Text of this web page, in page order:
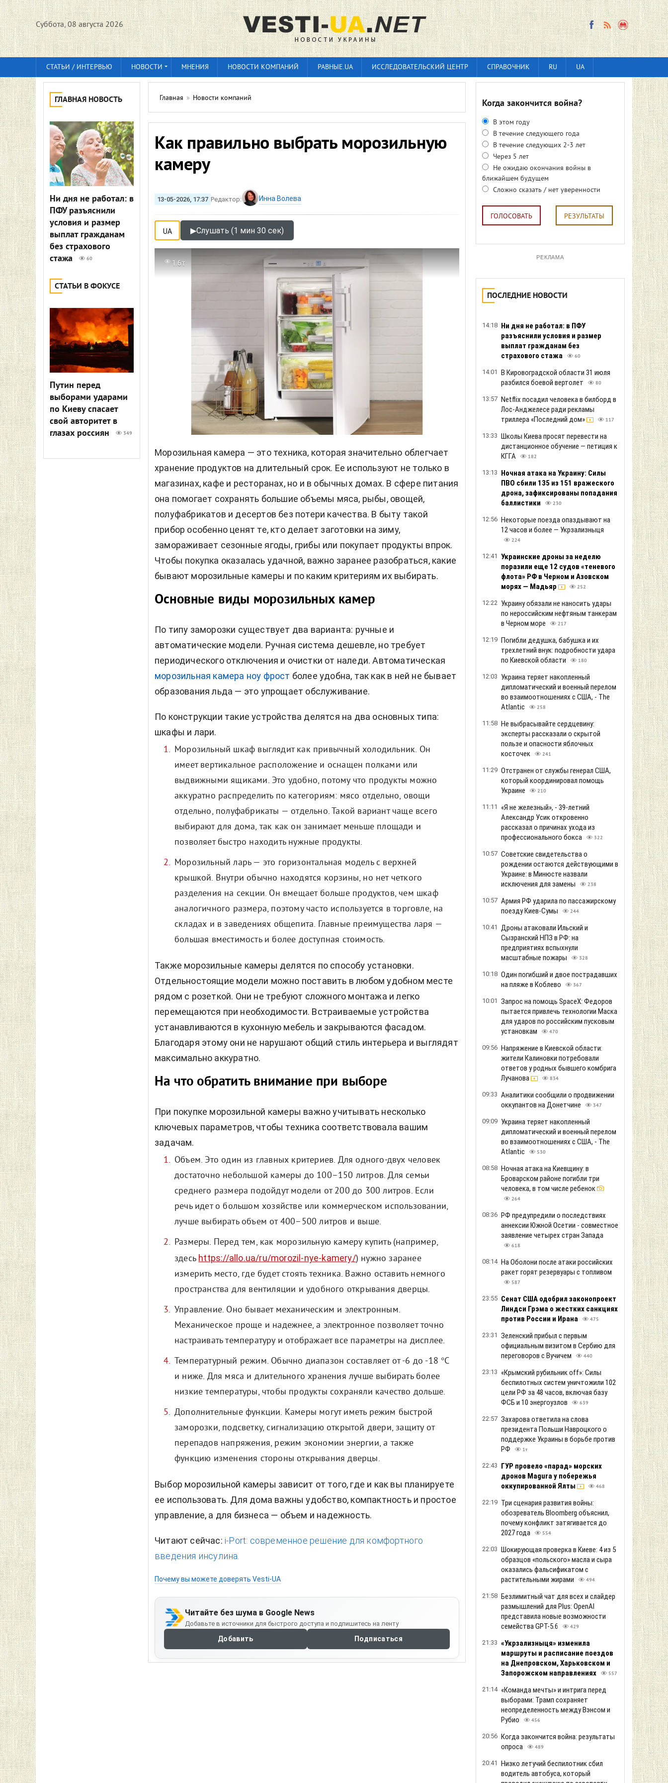
Суббота, 08 августа 2026
СТАТЬИ / ИНТЕРВЬЮ НОВОСТИ МНЕНИЯ НОВОСТИ КОМПАНИЙ РАВНЫЕ.UA ИССЛЕДОВАТЕЛЬСКИЙ ЦЕНТР СПРАВОЧНИК RU UA
ГЛАВНАЯ НОВОСТЬ
Ни дня не работал: в
ПФУ разъяснили
условия и размер
выплат гражданам
без страхового
стажа
60
СТАТЬИ В ФОКУСЕ
Путин перед
выборами ударами
по Киеву спасает
свой авторитет в
глазах россиян
349
Главная » Новости компаний
Как правильно выбрать морозильную
камеру
13-05-2026, 17:37 Редактор: Инна Волева
UA ▶Слушать (1 мин 30 сек)
1.6т
Морозильная камера — это техника, которая значительно облегчает
хранение продуктов на длительный срок. Ее используют не только в
магазинах, кафе и ресторанах, но и в обычных домах. В сфере питания
она помогает сохранять большие объемы мяса, рыбы, овощей,
полуфабрикатов и десертов без потери качества. В быту такой
прибор особенно ценят те, кто делает заготовки на зиму,
замораживает сезонные ягоды, грибы или покупает продукты впрок.
Чтобы покупка оказалась удачной, важно заранее разобраться, какие
бывают морозильные камеры и по каким критериям их выбирать.
Основные виды морозильных камер
По типу заморозки существует два варианта: ручные и
автоматические модели. Ручная система дешевле, но требует
периодического отключения и очистки от наледи. Автоматическая
морозильная камера ноу фрост более удобна, так как в ней не бывает
образования льда — это упрощает обслуживание.
По конструкции такие устройства делятся на два основных типа:
шкафы и лари.
Морозильный шкаф выглядит как привычный холодильник. Он
имеет вертикальное расположение и оснащен полками или
выдвижными ящиками. Это удобно, потому что продукты можно
аккуратно распределить по категориям: мясо отдельно, овощи
отдельно, полуфабрикаты — отдельно. Такой вариант чаще всего
выбирают для дома, так как он занимает меньше площади и
позволяет быстро находить нужные продукты.
Морозильный ларь — это горизонтальная модель с верхней
крышкой. Внутри обычно находятся корзины, но нет четкого
разделения на секции. Он вмещает больше продуктов, чем шкаф
аналогичного размера, поэтому часто используется в торговле, на
складах и в заведениях общепита. Главные преимущества ларя —
большая вместимость и более доступная стоимость.
Также морозильные камеры делятся по способу установки.
Отдельностоящие модели можно поставить в любом удобном месте
рядом с розеткой. Они не требуют сложного монтажа и легко
перемещаются при необходимости. Встраиваемые устройства
устанавливаются в кухонную мебель и закрываются фасадом.
Благодаря этому они не нарушают общий стиль интерьера и выглядят
максимально аккуратно.
На что обратить внимание при выборе
При покупке морозильной камеры важно учитывать несколько
ключевых параметров, чтобы техника соответствовала вашим
задачам.
Объем. Это один из главных критериев. Для одного-двух человек
достаточно небольшой камеры до 100–150 литров. Для семьи
среднего размера подойдут модели от 200 до 300 литров. Если
речь идет о большом хозяйстве или коммерческом использовании,
лучше выбирать объем от 400–500 литров и выше.
Размеры. Перед тем, как морозильную камеру купить (например,
здесьhttps://allo.ua/ru/morozil-nye-kamery/) нужно заранее
измерить место, где будет стоять техника. Важно оставить немного
пространства для вентиляции и удобного открывания дверцы.
Управление. Оно бывает механическим и электронным.
Механическое проще и надежнее, а электронное позволяет точно
настраивать температуру и отображает все параметры на дисплее.
Температурный режим. Обычно диапазон составляет от -6 до -18 °C
и ниже. Для мяса и длительного хранения лучше выбирать более
низкие температуры, чтобы продукты сохраняли качество дольше.
Дополнительные функции. Камеры могут иметь режим быстрой
заморозки, подсветку, сигнализацию открытой двери, защиту от
перепадов напряжения, режим экономии энергии, а также
функцию изменения стороны открывания дверцы.
Выбор морозильной камеры зависит от того, где и как вы планируете
ее использовать. Для дома важны удобство, компактность и простое
управление, а для бизнеса — объем и надежность.
Читают сейчас: i-Port: современное решение для комфортного
введения инсулина.
Почему вы можете доверять Vesti-UA
Читайте без шума в Google News
Добавьте в источники для быстрого доступа и подпишитесь на ленту
Добавить Подписаться
Когда закончится война?
В этом году
В течение следующего года
В течение следующих 2-3 лет
Через 5 лет
Не ожидаю окончания войны в
ближайшем будущем
Сложно сказать / нет уверенности
ГОЛОСОВАТЬ РЕЗУЛЬТАТЫ
РЕКЛАМА
ПОСЛЕДНИЕ НОВОСТИ
14:18 Ни дня не работал: в ПФУ
разъяснили условия и размер
выплат гражданам без
страхового стажа
60
14:01 В Кировоградской области 31 июля
разбился боевой вертолет
80
13:57 Netflix посадил человека в билборд в
Лос-Анджелесе ради рекламы
триллера «Последний дом»
117
13:33 Школы Киева просят перевести на
дистанционное обучение — петиция к
КГГА
182
13:13 Ночная атака на Украину: Силы
ПВО сбили 135 из 151 вражеского
дрона, зафиксированы попадания
баллистики
230
12:56 Некоторые поезда опаздывают на
12 часов и более — Укрзализныця
224
12:41 Украинские дроны за неделю
поразили еще 12 судов «теневого
флота» РФ в Черном и Азовском
морях — Мадьяр
252
12:22 Украину обязали не наносить удары
по нероссийским нефтяным танкерам
в Черном море
217
12:19 Погибли дедушка, бабушка и их
трехлетний внук: подробности удара
по Киевской области
180
12:03 Украина теряет накопленный
дипломатический и военный перелом
во взаимоотношениях с США, - The
Atlantic
258
11:58 Не выбрасывайте сердцевину:
эксперты рассказали о скрытой
пользе и опасности яблочных
косточек
241
11:29 Отстранен от службы генерал США,
который координировал помощь
Украине
210
11:11
«Я не железный», - 39-летний
Александр Усик откровенно
рассказал о причинах ухода из
профессионального бокса
322
10:57 Советские свидетельства о
рождении остаются действующими в
Украине: в Минюсте назвали
исключения для замены
238
10:57 Армия РФ ударила по пассажирскому
поезду Киев-Сумы
244
10:41 Дроны атаковали Ильский и
Сызранский НПЗ в РФ: на
предприятиях вспыхнули
масштабные пожары
328
10:18 Один погибший и двое пострадавших
на пляже в Коблево
367
10:01 Запрос на помощь SpaceX: Федоров
пытается привлечь технологии Маска
для ударов по российским пусковым
установкам
470
09:56 Напряжение в Киевской области:
жители Калиновки потребовали
ответов у родных бывшего комбрига
Лучанова
834
09:33 Аналитики сообщили о продвижении
оккупантов на Донетчине
347
09:09 Украина теряет накопленный
дипломатический и военный перелом
во взаимоотношениях с США, - The
Atlantic
530
08:58 Ночная атака на Киевщину: в
Броварском районе погибли три
человека, в том числе ребенок
264
08:36 РФ предупредили о последствиях
аннексии Южной Осетии - совместное
заявление четырех стран Запада
618
08:14 На Оболони после атаки российских
ракет горят резервуары с топливом
587
23:55 Сенат США одобрил законопроект
Линдси Грэма о жестких санкциях
против России и Ирана
475
23:31 Зеленский прибыл с первым
официальным визитом в Сербию для
переговоров с Вучичем
440
23:13 «Крымский рубильник off»: Силы
беспилотных систем уничтожили 102
цели РФ за 48 часов, включая базу
ФСБ и 10 энергоузлов
639
22:57 Захарова ответила на слова
президента Польши Навроцкого о
поддержке Украины в борьбе против
РФ
1т
22:43 ГУР провело «парад» морских
дронов Magura у побережья
оккупированной Ялты
468
22:19 Три сценария развития войны:
обозреватель Bloomberg объяснил,
почему конфликт затягивается до
2027 года
554
22:03 Шокирующая проверка в Киеве: 4 из 5
образцов «польского» масла и сыра
оказались фальсификатом с
растительными жирами
494
21:58 Безлимитный чат для всех и слайдер
размышлений для Plus: OpenAI
представила новые возможности
семейства GPT-5.6
429
21:33 «Укрзализныця» изменила
маршруты и расписание поездов
на Днепровском, Харьковском и
Запорожском направлениях
557
21:14 «Команда мечты» и интрига перед
выборами: Трамп сохраняет
неопределенность между Вэнсом и
Рубио
456
20:56 Когда закончится война: результаты
опроса
489
20:41 Низко летучий беспилотник сбил
водитель автобуса, который